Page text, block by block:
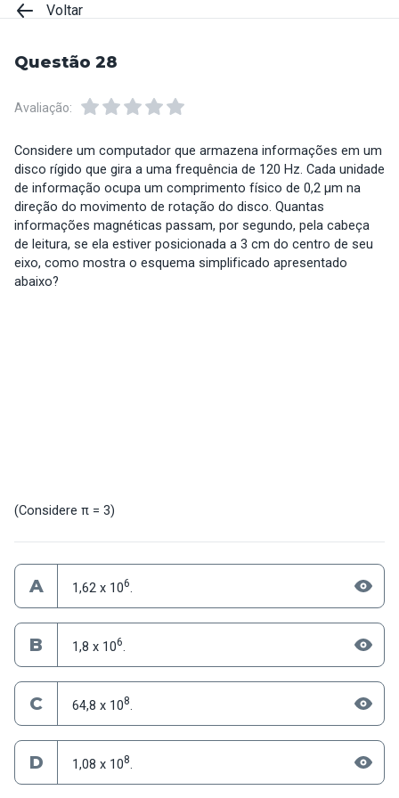
Voltar
Questão 28
Avaliação:
Considere um computador que armazena informações em um
disco rígido que gira a uma frequência de 120 Hz. Cada unidade
de informação ocupa um comprimento físico de 0,2 µm na
direção do movimento de rotação do disco. Quantas
informações magnéticas passam, por segundo, pela cabeça
de leitura, se ela estiver posicionada a 3 cm do centro de seu
eixo, como mostra o esquema simplificado apresentado
abaixo?
(Considere π = 3)
A 1,62 x 106
B 1,8 x 106
C 64,8 x 108
D 1,08 x 108